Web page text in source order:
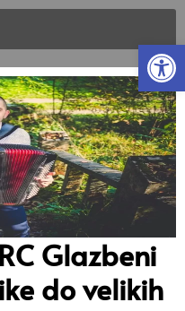
Glazbeni
do velikih